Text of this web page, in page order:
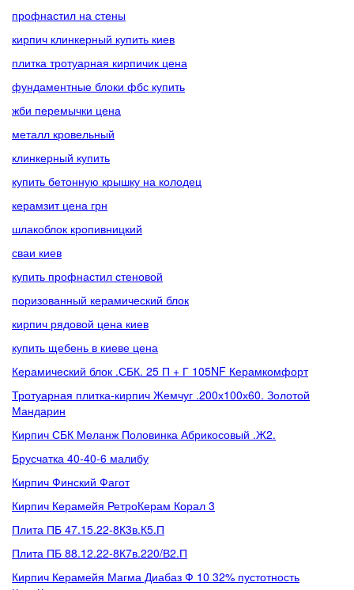
профнастил на стены
кирпич клинкерный купить киев
плитка тротуарная кирпичик цена
фундаментные блоки фбс купить
жби перемычки цена
металл кровельный
клинкерный купить
купить бетонную крышку на колодец
керамзит цена грн
шлакоблок кропивницкий
сваи киев
купить профнастил стеновой
поризованный керамический блок
кирпич рядовой цена киев
купить щебень в киеве цена
Керамический блок .СБК. 25 П + Г 105NF Керамкомфорт
Тротуарная плитка-кирпич Жемчуг .200х100х60. Золотой
Мандарин
Кирпич СБК Меланж Половинка Абрикосовый .Ж2.
Брусчатка 40-40-6 малибу
Кирпич Финский Фагот
Кирпич Керамейя РетроКерам Корал 3
Плита ПБ 47.15.22-8К3в.К5.П
Плита ПБ 88.12.22-8К7в.220/В2.П
Кирпич Керамейя Магма Диабаз Ф 10 32% пустотность